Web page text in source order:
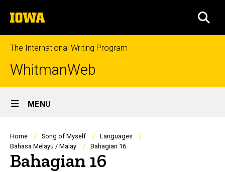
to
content
The
University
of
Iowa
The International Writing Program
WhitmanWeb
Site
Main
Navigation
MENU
Breadcrumb
Home Song of Myself
Languages
Bahasa Melayu / Malay
Bahagian 16
Bahagian 16